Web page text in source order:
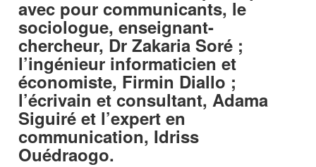
avec pour communicants, le
sociologue, enseignant-
chercheur, Dr Zakaria Soré ;
l’ingénieur informaticien et
économiste, Firmin Diallo ;
l’écrivain et consultant, Adama
Siguiré et l’expert en
communication, Idriss
Ouédraogo.